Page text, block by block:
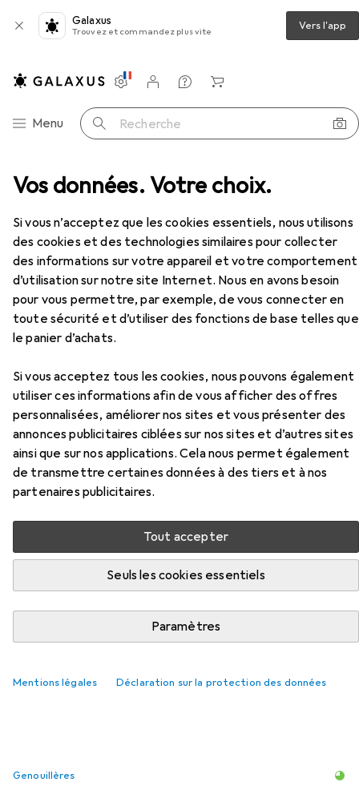
Vos données. Votre choix.
Si vous n’acceptez que les cookies essentiels, nous utilisons
des cookies et des technologies similaires pour collecter
des informations sur votre appareil et votre comportement
d’utilisation sur notre site Internet. Nous en avons besoin
pour vous permettre, par exemple, de vous connecter en
toute sécurité et d’utiliser des fonctions de base telles que
le panier d’achats.
Si vous acceptez tous les cookies, nous pouvons également
utiliser ces informations afin de vous afficher des offres
personnalisées, améliorer nos sites et vous présenter des
annonces publicitaires ciblées sur nos sites et d’autres sites
ainsi que sur nos applications. Cela nous permet également
de transmettre certaines données à des tiers et à nos
partenaires publicitaires.
Tout accepter
Seuls les cookies essentiels
Paramètres
Mentions légales Déclaration sur la protection des données
Galaxus
Trouvez et commandez plus vite Vers l'app
Navigation par catégorie
Menu Recherche
Paramètres
Compte client
Listes de comparaison
Listes d'envies
Panier
Pantalon de travail Planam Pantalon de sécurité
EUR
67,47
Accessoires pour Planam
Pantalon de sécurité
Ici, vous trouverez des accessoires compatibles avec le
produit Planam Pantalon de sécurité de la catégorie
Genouillères.
Genouillères